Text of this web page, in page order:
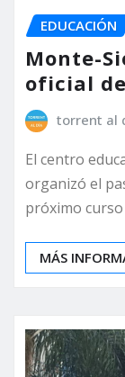
EDUCACIÓN
Monte-
oficial
torrent al
El centro
organizó el
próximo curso
MÁS